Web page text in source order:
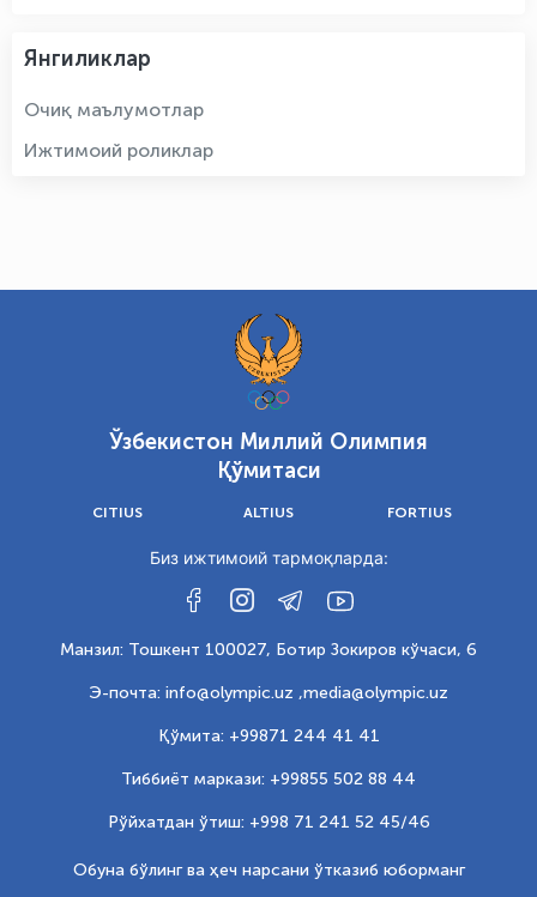
Янгиликлар
Очиқ маълумотлар
Ижтимоий роликлар
Ўзбекистон Миллий Олимпия
Қўмитаси
CITIUS ALTIUS FORTIUS
Биз ижтимоий тармоқларда:
Манзил: Тошкент 100027, Ботир Зокиров кўчаси, 6
Э-почта: info@olympic.uz ,media@olympic.uz
Қўмита: +99871 244 41 41
Тиббиёт маркази: +99855 502 88 44
Рўйхатдан ўтиш: +998 71 241 52 45/46
Обуна бўлинг ва ҳеч нарсани ўтказиб юборманг